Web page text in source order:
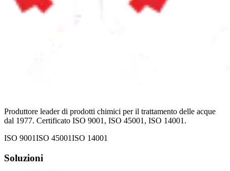
Produttore leader di prodotti chimici per il trattamento delle acque
dal 1977. Certificato ISO 9001, ISO 45001, ISO 14001.
ISO 9001ISO 45001ISO 14001
Soluzioni